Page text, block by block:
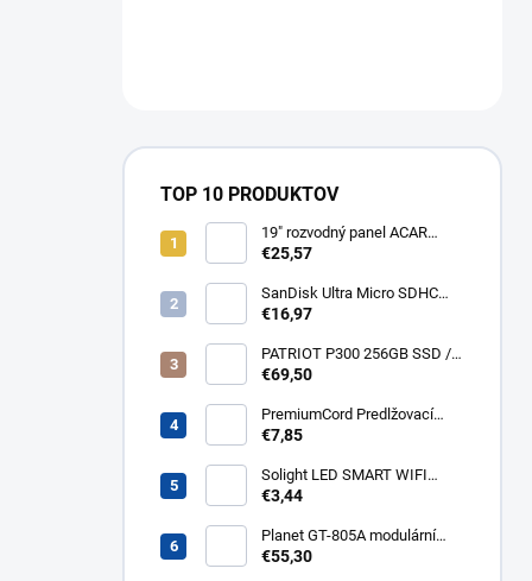
TOP 10 PRODUKTOV
19" rozvodný panel ACAR
8x230V, vypínač, indikátor
kabel 3m Acar S8 FA
€25,57
SanDisk Ultra Micro SDHC
32GB 120MB/s A1+ada
€16,97
PATRIOT P300 256GB SSD /
Interní / M.2 PCIe Gen3 x4
P300P256GM28
€69,50
PremiumCord Predlžovací
kábel - sieť 230V, IEC 320 C13
€7,85
Solight LED SMART WIFI
žiarovka, GU10, 5W, RGB,
€3,44
Planet GT-805A modulární
konvertor Gigabit
€55,30